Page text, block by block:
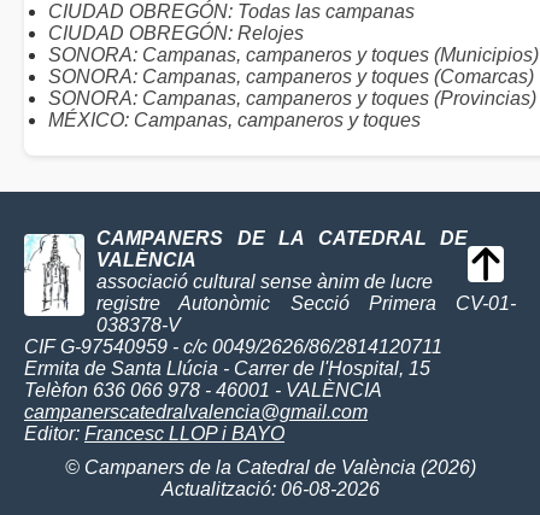
CIUDAD OBREGÓN: Todas las campanas
CIUDAD OBREGÓN: Relojes
SONORA: Campanas, campaneros y toques (Municipios)
SONORA: Campanas, campaneros y toques (Comarcas)
SONORA: Campanas, campaneros y toques (Provincias)
MÉXICO: Campanas, campaneros y toques
CAMPANERS DE LA CATEDRAL DE
VALÈNCIA
associació cultural sense ànim de lucre
registre Autonòmic Secció Primera CV-01-
038378-V
CIF G-97540959 - c/c 0049/2626/86/2814120711
Ermita de Santa Llúcia - Carrer de l'Hospital, 15
Telèfon 636 066 978 - 46001 - VALÈNCIA
campanerscatedralvalencia@gmail.com
Editor: Francesc LLOP i BAYO
© Campaners de la Catedral de València (2026)
Actualització: 06-08-2026